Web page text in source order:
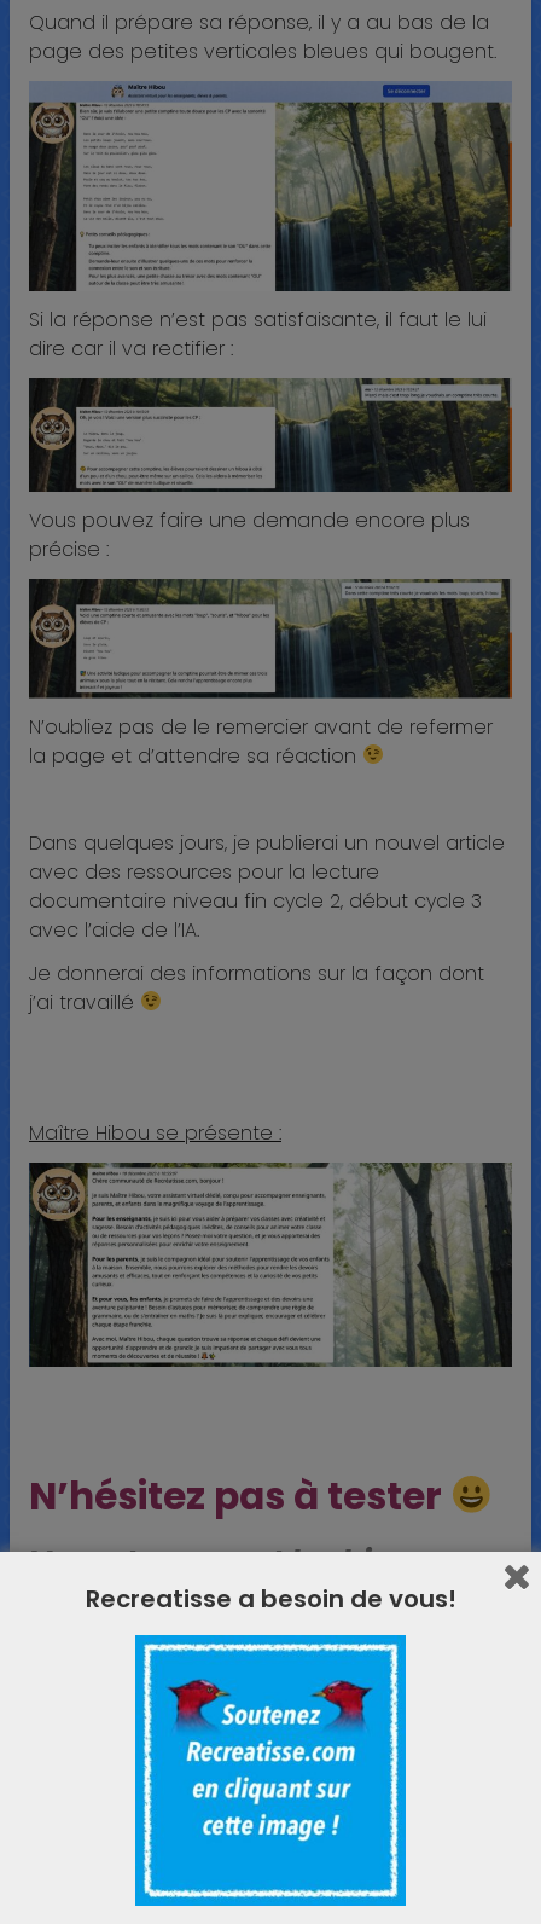
Quand il prépare sa réponse, il y a au bas de la
page des petites verticales bleues qui bougent.
Si la réponse n’est pas satisfaisante, il faut le lui
dire car il va rectifier :
Vous pouvez faire une demande encore plus
précise :
N’oubliez pas de le remercier avant de refermer
la page et d’attendre sa réaction
Dans quelques jours, je publierai un nouvel article
avec des ressources pour la lecture
documentaire niveau fin cycle 2, début cycle 3
avec l’aide de l’IA.
Je donnerai des informations sur la façon dont
j’ai travaillé
Maître Hibou se présente :
N’hésitez pas à tester
Vos retours sont les bienvenus
Découvrez Maître Hibou
Recreatisse a besoin de vous!